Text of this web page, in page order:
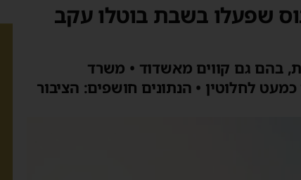
שפעלו בשבת בוטלו עקב
בהם גם קווים מאשדוד • משרד
לחלוטין • הנתונים חושפים: הציבור